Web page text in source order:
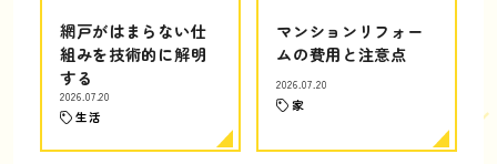
網戸がはまらない仕
組みを技術的に解明
する
2026.07.20
生活
マンションリフォー
ムの費用と注意点
2026.07.20
家